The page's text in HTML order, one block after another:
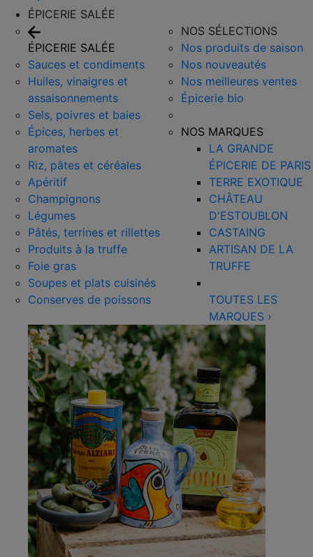
ÉPICERIE SALÉE
ÉPICERIE SALÉE
Sauces et condiments
Huiles, vinaigres et
assaisonnements
Sels, poivres et baies
Épices, herbes et
aromates
Riz, pâtes et céréales
Apéritif
Champignons
Légumes
Pâtés, terrines et rillettes
Produits à la truffe
Foie gras
Soupes et plats cuisinés
Conserves de poissons
NOS SÉLECTIONS
Nos produits de saison
Nos nouveautés
Nos meilleures ventes
Épicerie bio
NOS MARQUES
LA GRANDE
ÉPICERIE DE PARIS
TERRE EXOTIQUE
CHÂTEAU
D'ESTOUBLON
CASTAING
ARTISAN DE LA
TRUFFE
TOUTES LES
MARQUES ›